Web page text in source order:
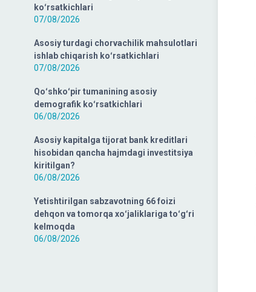
koʻrsatkichlari
07/08/2026
Asosiy turdagi chorvachilik mahsulotlari
ishlab chiqarish koʻrsatkichlari
07/08/2026
Qoʻshkoʻpir tumanining asosiy
demografik koʻrsatkichlari
06/08/2026
Asosiy kapitalga tijorat bank kreditlari
hisobidan qancha hajmdagi investitsiya
kiritilgan?
06/08/2026
Yetishtirilgan sabzavotning 66 foizi
dehqon va tomorqa xoʻjaliklariga toʻgʻri
kelmoqda
06/08/2026